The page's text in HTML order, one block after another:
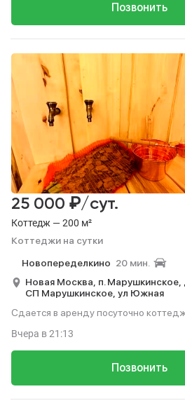
Позвонить
Коттедж — 200 м²
Коттеджи на сутки
25 000 ₽/сут.
Новопеределкино 20 мин.
Новая Москва, п. Марушкинское,
СП Марушкинское, ул Южная
Сдается в аренду посуточно
Позвонить
Вчера в 21:13